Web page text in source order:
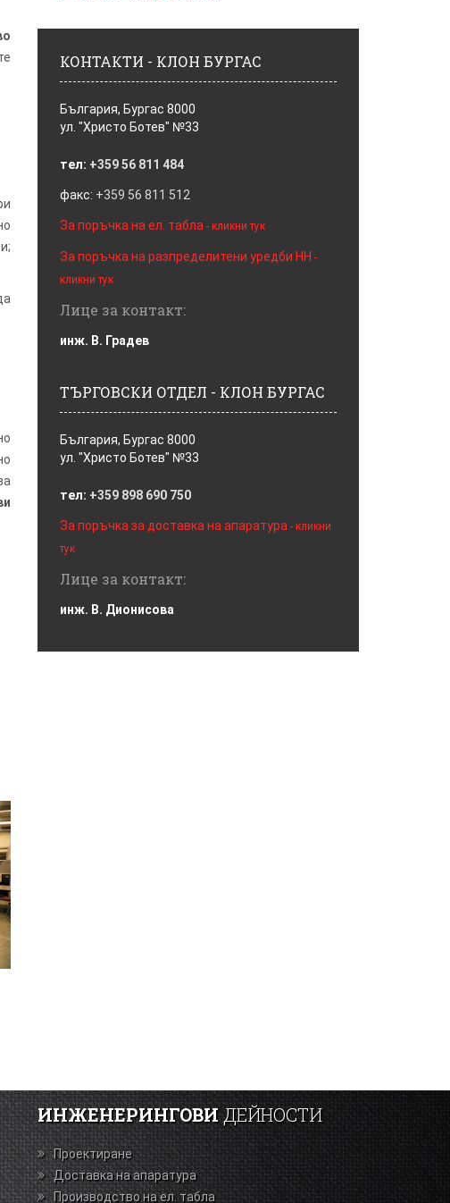
КОНТАКТИ - КЛОН БУРГАС
България, Бургас 8000
ул. "Христо Ботев" №33
тел: +359 56 811 484
факс: +359 56 811 512
За поръчка на ел. табла - кликни тук
За поръчка на разпределитени уредби НН -
кликни тук
Лице за контакт:
инж. В. Градев
ТЪРГОВСКИ ОТДЕЛ - КЛОН БУРГАС
България, Бургас 8000
ул. "Христо Ботев" №33
тел: +359 898 690 750
За поръчка за доставка на апаратура - кликни
тук
Лице за контакт:
инж. В. Дионисова
ИНЖЕНЕРИНГОВИДЕЙНОСТИ
Проектиране
Доставка на апаратура
Производство на ел. табла